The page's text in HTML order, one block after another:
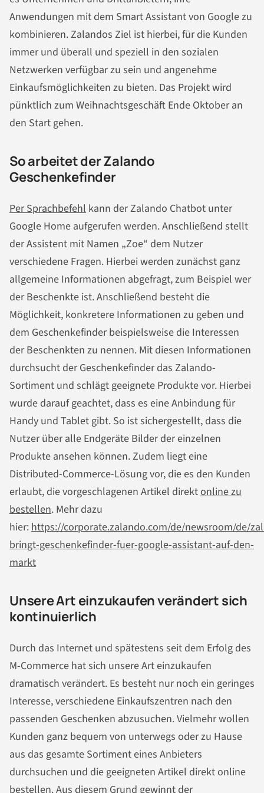
Anwendungen mit dem Smart Assistant von Google zu
kombinieren. Zalandos Ziel ist hierbei, für die Kunden
immer und überall und speziell in den sozialen
Netzwerken verfügbar zu sein und angenehme
Einkaufsmöglichkeiten zu bieten. Das Projekt wird
pünktlich zum Weihnachtsgeschäft Ende Oktober an
den Start gehen.
So arbeitet der Zalando
Geschenkefinder
Per Sprachbefehl kann der Zalando Chatbot unter
Google Home aufgerufen werden. Anschließend stellt
der Assistent mit Namen „Zoe“ dem Nutzer
verschiedene Fragen. Hierbei werden zunächst ganz
allgemeine Informationen abgefragt, zum Beispiel wer
der Beschenkte ist. Anschließend besteht die
Möglichkeit, konkretere Informationen zu geben und
dem Geschenkefinder beispielsweise die Interessen
der Beschenkten zu nennen. Mit diesen Informationen
durchsucht der Geschenkefinder das Zalando-
Sortiment und schlägt geeignete Produkte vor. Hierbei
wurde darauf geachtet, dass es eine Anbindung für
Handy und Tablet gibt. So ist sichergestellt, dass die
Nutzer über alle Endgeräte Bilder der einzelnen
Produkte ansehen können. Zudem liegt eine
Distributed-Commerce-Lösung vor, die es den Kunden
erlaubt, die vorgeschlagenen Artikel direktonline zu
bestellen. Mehr dazu
hier: https://corporate.zalando.com/de/newsroom/de/
bringt-geschenkefinder-fuer-google-assistant-auf-den-
markt
Unsere Art einzukaufen verändert sich
kontinuierlich
Durch das Internet und spätestens seit dem Erfolg des
M-Commerce hat sich unsere Art einzukaufen
dramatisch verändert. Es besteht nur noch ein geringes
Interesse, verschiedene Einkaufszentren nach den
passenden Geschenken abzusuchen. Vielmehr wollen
Kunden ganz bequem von unterwegs oder zu Hause
aus das gesamte Sortiment eines Anbieters
durchsuchen und die geeigneten Artikel direkt online
bestellen. Aus diesem Grund gewinnt der